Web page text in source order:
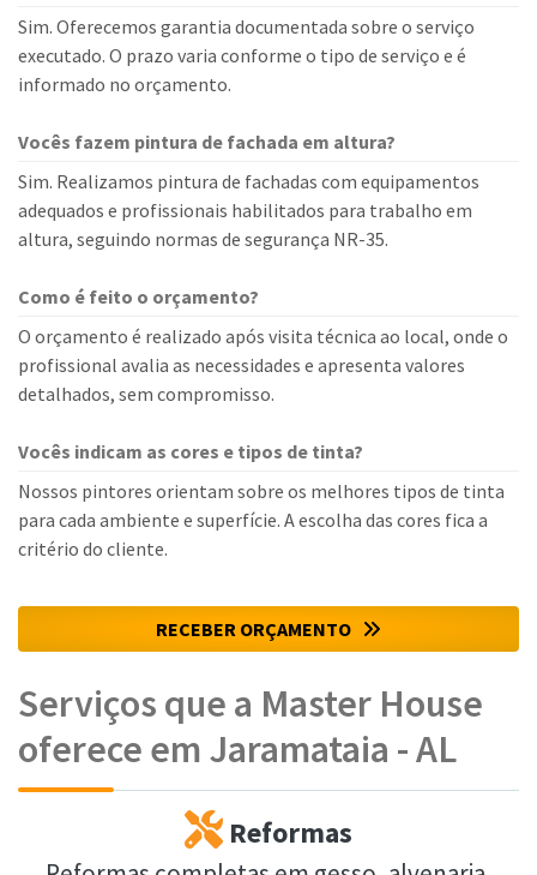
Sim. Oferecemos garantia documentada sobre o serviço
executado. O prazo varia conforme o tipo de serviço e é
informado no orçamento.
Vocês fazem pintura de fachada em altura?
Sim. Realizamos pintura de fachadas com equipamentos
adequados e profissionais habilitados para trabalho em
altura, seguindo normas de segurança NR-35.
Como é feito o orçamento?
O orçamento é realizado após visita técnica ao local, onde o
profissional avalia as necessidades e apresenta valores
detalhados, sem compromisso.
Vocês indicam as cores e tipos de tinta?
Nossos pintores orientam sobre os melhores tipos de tinta
para cada ambiente e superfície. A escolha das cores fica a
critério do cliente.
RECEBER ORÇAMENTO
Serviços que a Master House
oferece em Jaramataia - AL
Reformas